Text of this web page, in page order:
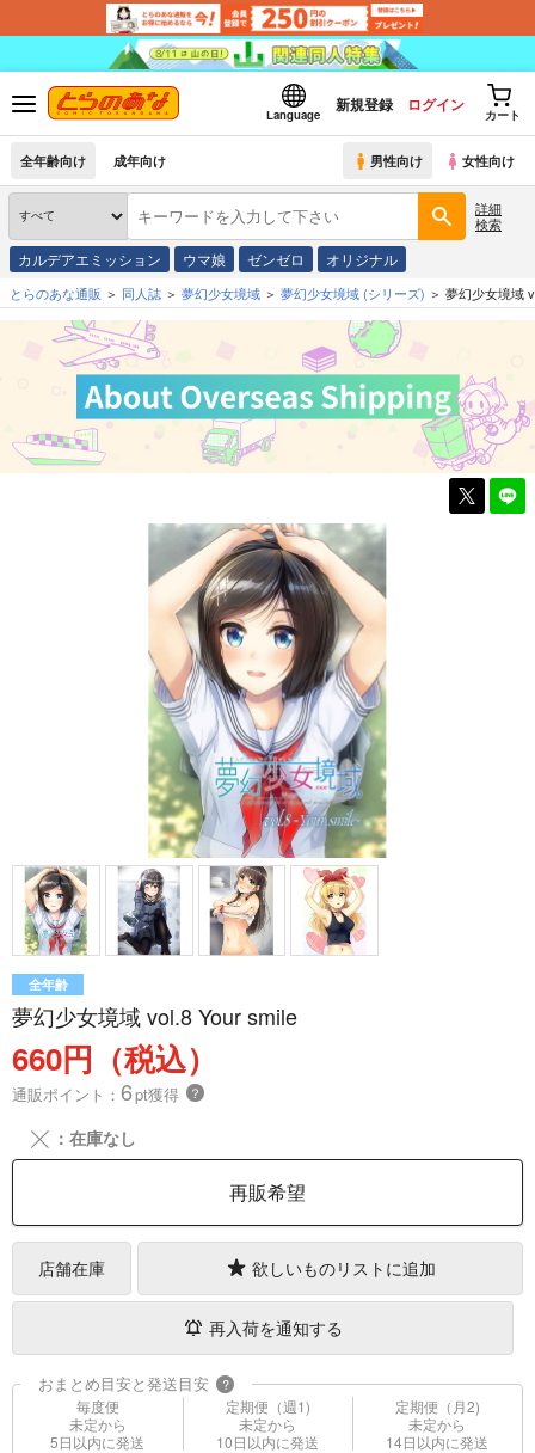
Language
新規登録 ログイン
カート
全年齢向け 成年向け 男性向け 女性向け
詳細
検索
カルデアエミッション ウマ娘 ゼンゼロ オリジナル
とらのあな通販 同人誌 夢幻少女境域 夢幻少女境域 (シリーズ) 夢幻少女境域
全年齢
夢幻少女境域 vol.8 Your smile
660円（税込）
通販ポイント： 6pt獲得 ？
╳ ：在庫なし
再販希望
店舗在庫 欲しいものリストに追加
再入荷を通知する
おまとめ目安と発送目安 ?
毎度便
未定から
5日以内に発送
定期便（週1)
未定から
10日以内に発送
定期便（月2)
未定から
14日以内に発送